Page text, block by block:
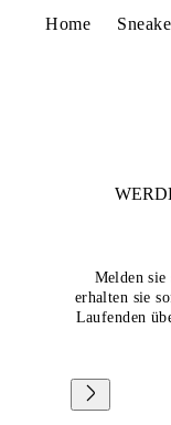
Home
Melden
erhalten sie
Laufenden